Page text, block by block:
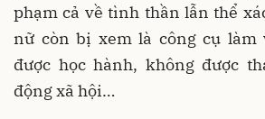
phạm cả về tình thần lẫn thể
nữ còn bị xem là công cụ làm
được học hành, không được
động xã hội…